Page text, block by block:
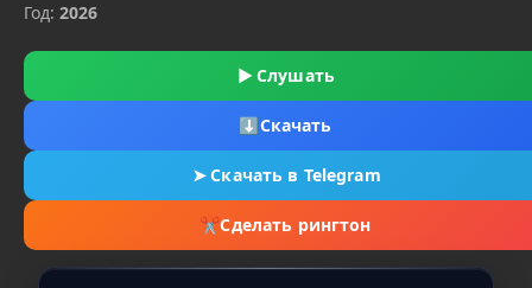
Год: 2026
▶ Слушать
⬇Скачать
➤Скачать в Telegram
✂Сделать рингтон